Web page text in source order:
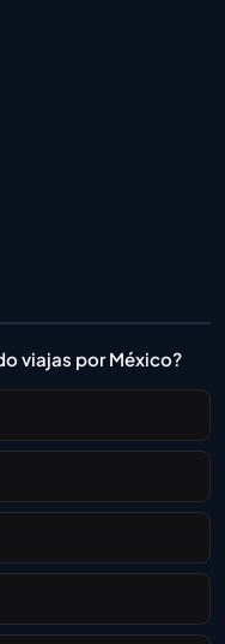
viajas por México?